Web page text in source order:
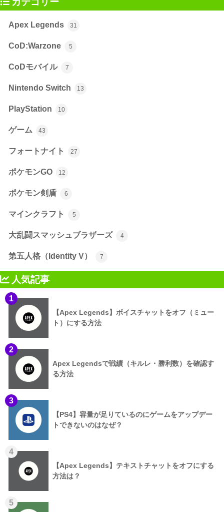
Apex Legends 31
CoD:Warzone 5
CoDモバイル 7
Nintendo Switch 13
PlayStation 10
ゲーム 43
フォートナイト 27
ポケモンGO 12
ポケモン剣盾 6
マインクラフト 5
大乱闘スマッシュブラザーズ 4
第五人格（Identity V） 7
人気記事
1
【Apex Legends】ボイスチャットをオフ（ミュー
ト）にする方法
2
Apex Legendsで戦績（キルレ・勝利数）を確認す
る方法
3
【PS4】容量が足りているのにゲームをアップデー
トできないのはなぜ？
4
【Apex Legends】テキストチャットをオフにする
方法は？
5